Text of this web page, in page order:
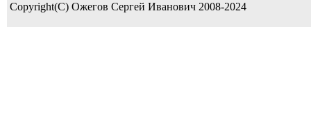
Copyright(C) Ожегов Сергей Иванович 2008-2024